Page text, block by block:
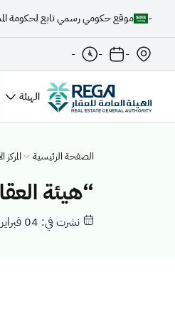
- موقع حكومي رسمي تابع لحكومة
-
-
-
الهيئة
الصفحة الرئيسية
“هيئة العقار”
نشرت في: 04 فبراير 2025